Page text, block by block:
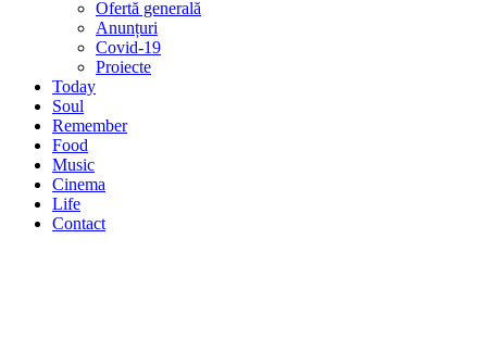
Ofertă generală
Anunțuri
Covid-19
Proiecte
Today
Soul
Remember
Food
Music
Cinema
Life
Contact